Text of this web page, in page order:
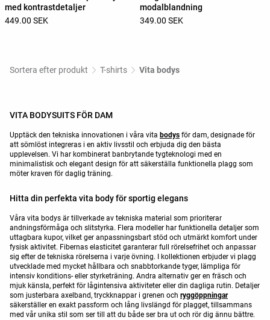
med kontrastdetaljer
449.00 SEK
modalblandning
349.00 SEK
Sortera efter produkt T-shirts Vita bodys
VITA BODYSUITS FÖR DAM
Upptäck den tekniska innovationen i våra vita bodys för dam, designade för
att sömlöst integreras i en aktiv livsstil och erbjuda dig den bästa
upplevelsen. Vi har kombinerat banbrytande tygteknologi med en
minimalistisk och elegant design för att säkerställa funktionella plagg som
möter kraven för daglig träning.
Hitta din perfekta vita body för sportig elegans
Våra vita bodys är tillverkade av tekniska material som prioriterar
andningsförmåga och slitstyrka. Flera modeller har funktionella detaljer som
uttagbara kupor, vilket ger anpassningsbart stöd och utmärkt komfort under
fysisk aktivitet. Fibernas elasticitet garanterar full rörelsefrihet och anpassar
sig efter de tekniska rörelserna i varje övning. I kollektionen erbjuder vi plagg
utvecklade med mycket hållbara och snabbtorkande tyger, lämpliga för
intensiv konditions- eller styrketräning. Andra alternativ ger en fräsch och
mjuk känsla, perfekt för lågintensiva aktiviteter eller din dagliga rutin. Detaljer
som justerbara axelband, tryckknappar i grenen och ryggöppningar
säkerställer en exakt passform och lång livslängd för plagget, tillsammans
med vår unika stil som ser till att du både ser bra ut och rör dig ännu bättre.